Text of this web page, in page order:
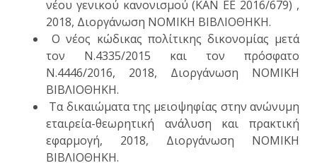
νέου γενικού κανονισμού (ΚΑΝ ΕΕ 2016/679) ,
2018, Διοργάνωση ΝΟΜΙΚΗ ΒΙΒΛΙΟΘΗΚΗ.
Ο νέος κώδικας πολίτικης δικονομίας μετά
τον Ν.4335/2015 και τον πρόσφατο
Ν.4446/2016, 2018, Διοργάνωση ΝΟΜΙΚΗ
ΒΙΒΛΙΟΘΗΚΗ.
Τα δικαιώματα της μειοψηφίας στην ανώνυμη
εταιρεία-θεωρητική ανάλυση και πρακτική
εφαρμογή, 2018, Διοργάνωση ΝΟΜΙΚΗ
ΒΙΒΛΙΟΘΗΚΗ.